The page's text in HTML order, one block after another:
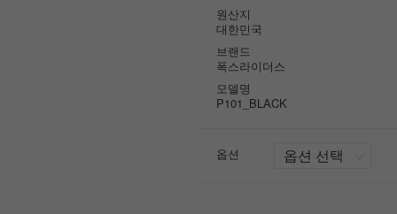
원산지
대한민국
브랜드
폭스라이더스
모델명
P101_BLACK
옵션